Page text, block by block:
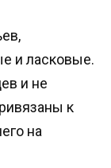
и ласковые.
и не
к
на